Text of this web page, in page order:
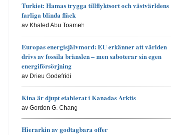
Turkiet: Hamas trygga tillflyktsort och västvärldens
farliga blinda fläck
av Khaled Abu Toameh
Europas energisjälvmord: EU erkänner att världen
drivs av fossila bränslen – men saboterar sin egen
energiförsörjning
av Drieu Godefridi
Kina är djupt etablerat i Kanadas Arktis
av Gordon G. Chang
Hierarkin av godtagbara offer